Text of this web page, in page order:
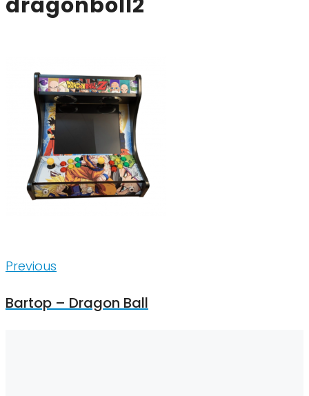
Inläggsnavigering
Previous
Previous
Bartop – Dragon Ball